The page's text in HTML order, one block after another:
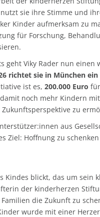
sie ihre Stimme und
Kinder aufmerksam zu
für Forschung,
geht Viky Rader nun einen
richtet sie in München
ist es, 200.000 Euro
noch mehr Kindern
zu
aus
Ziel: Hoffnung zu
Kindes blickt, das um sein
der kinderherzen
die Zukunft zu
wurde mit einer